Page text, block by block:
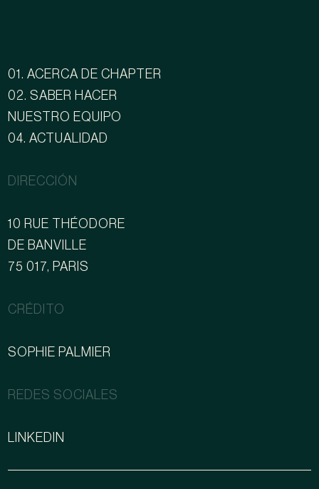
01. ACERCA DE CHAPTER
02. SABER HACER
NUESTRO EQUIPO
04. ACTUALIDAD
DIRECCIÓN
10 RUE THÉODORE
DE BANVILLE
75 017, PARIS
CRÉDITO
SOPHIE PALMIER
REDES SOCIALES
LINKEDIN